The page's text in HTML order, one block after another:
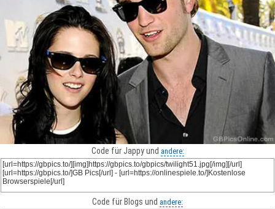
Code für Jappy und andere:
Code für Blogs und andere: